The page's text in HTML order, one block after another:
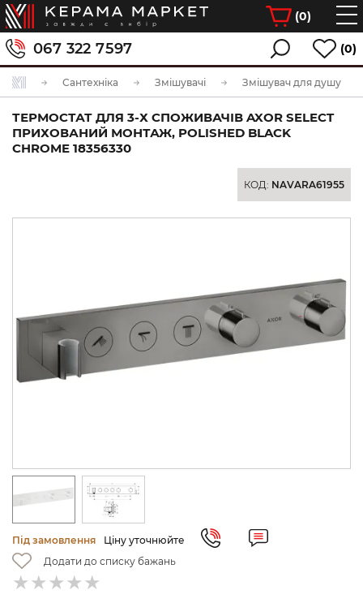
(0)
067 322 7597 (0)
Сантехніка Змішувачі Змішувач для душу
ТЕРМОСТАТ ДЛЯ 3-Х СПОЖИВАЧІВ AXOR SELECT
ПРИХОВАНИЙ МОНТАЖ, POLISHED BLACK
CHROME 18356330
КОД: NAVARA61955
Під замовлення
Ціну уточнюйте
Додати до списку бажань